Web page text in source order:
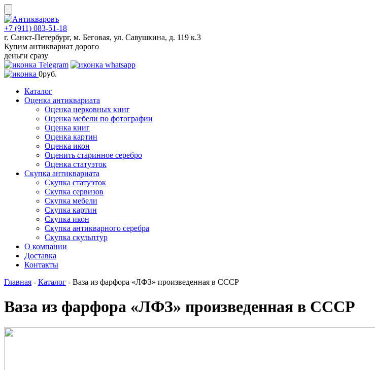
Skip
to
content
+7 (911) 083-51-18
г. Санкт-Петербург, м. Беговая, ул. Савушкина, д. 119 к.3
Купим антиквариат дорого
деньги сразу
0руб.
Каталог
Оценка антиквариата
Оценка церковных книг
Оценка мебели по фотографии
Оценка книг
Оценка картин
Оценка икон
Оценить старинное серебро
Оценка статуэток
Скупка антиквариата
Скупка статуэток
Скупка сервизов
Скупка мебели
Скупка картин
Скупка икон
Скупка антикварного серебра
Скупка скульптур
О компании
Доставка
Контакты
Главная - Каталог - Ваза из фарфора «ЛФЗ» произведенная в СССР
Ваза из фарфора «ЛФЗ» произведенная в СССР